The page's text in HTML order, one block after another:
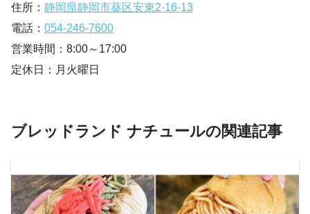
住所： 静岡県静岡市葵区安東2-16-13
電話： 054-246-7600
営業時間：8:00～17:00
定休日：月火曜日
ブレッドランド ナチュールの関連記事